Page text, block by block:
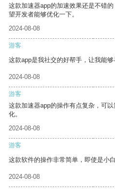
这款加速器app的加速效果还是不错
望开发者能够优化一下。
2024-08-08
游客
这款app是我社交的好帮手，让我能
2024-08-08
游客
这款加速器app的操作有点复杂，可
化。
2024-08-08
游客
这款软件的操作非常简单，即使是小
2024-08-08